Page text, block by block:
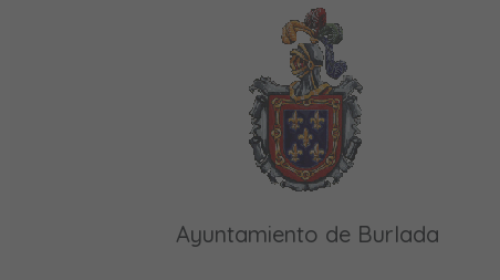
Ayuntamiento de Burlada